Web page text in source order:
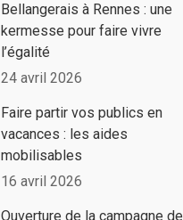
Bellangerais à Rennes : une
kermesse pour faire vivre
l’égalité
24 avril 2026
Faire partir vos publics en
vacances : les aides
mobilisables
16 avril 2026
Ouverture de la campagne de